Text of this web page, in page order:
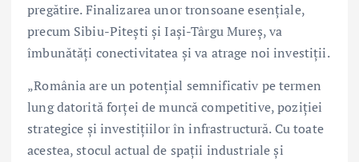
pregătire. Finalizarea unor tronsoane esențiale,
precum Sibiu-Pitești și Iași-Târgu Mureș, va
îmbunătăți conectivitatea și va atrage noi investiții.
„România are un potențial semnificativ pe termen
lung datorită forței de muncă competitive, poziției
strategice și investițiilor în infrastructură. Cu toate
acestea, stocul actual de spații industriale și